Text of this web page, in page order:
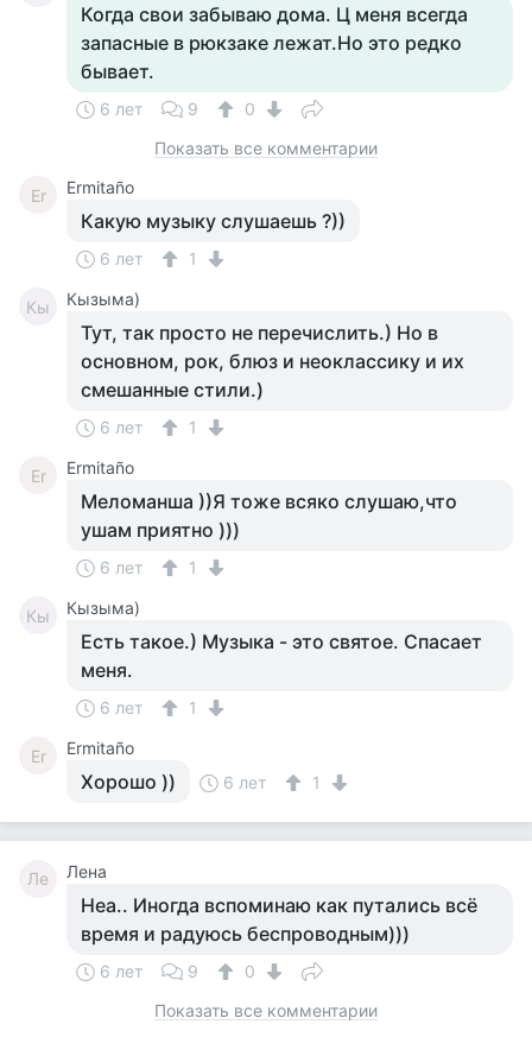
Когда свои забываю дома. Ц меня всегда
запасные в рюкзаке лежат.Но это редко
бывает.
6 лет 9
0
Показать все комментарии
Er Ermitaño
Какую музыку слушаешь ?))
6 лет 1
Кы Кызыма)
Тут, так просто не перечислить.) Но в
основном, рок, блюз и неоклассику и их
смешанные стили.)
6 лет 1
Er Ermitaño
Меломанша ))Я тоже всяко слушаю,что
ушам приятно )))
6 лет 1
Кы Кызыма)
Есть такое.) Музыка - это святое. Спасает
меня.
6 лет 1
Er Ermitaño
Хорошо )) 6 лет 1
Ле Лена
Неа.. Иногда вспоминаю как путались всё
время и радуюсь беспроводным)))
6 лет 9
0
Показать все комментарии